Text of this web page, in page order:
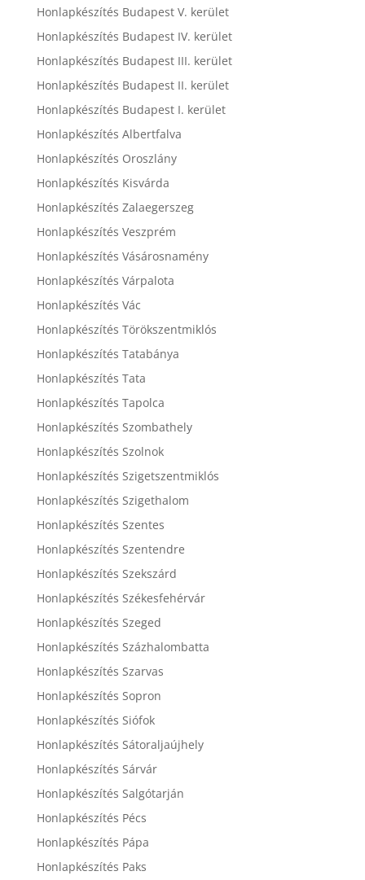
Honlapkészítés Budapest V. kerület
Honlapkészítés Budapest IV. kerület
Honlapkészítés Budapest III. kerület
Honlapkészítés Budapest II. kerület
Honlapkészítés Budapest I. kerület
Honlapkészítés Albertfalva
Honlapkészítés Oroszlány
Honlapkészítés Kisvárda
Honlapkészítés Zalaegerszeg
Honlapkészítés Veszprém
Honlapkészítés Vásárosnamény
Honlapkészítés Várpalota
Honlapkészítés Vác
Honlapkészítés Törökszentmiklós
Honlapkészítés Tatabánya
Honlapkészítés Tata
Honlapkészítés Tapolca
Honlapkészítés Szombathely
Honlapkészítés Szolnok
Honlapkészítés Szigetszentmiklós
Honlapkészítés Szigethalom
Honlapkészítés Szentes
Honlapkészítés Szentendre
Honlapkészítés Szekszárd
Honlapkészítés Székesfehérvár
Honlapkészítés Szeged
Honlapkészítés Százhalombatta
Honlapkészítés Szarvas
Honlapkészítés Sopron
Honlapkészítés Siófok
Honlapkészítés Sátoraljaújhely
Honlapkészítés Sárvár
Honlapkészítés Salgótarján
Honlapkészítés Pécs
Honlapkészítés Pápa
Honlapkészítés Paks